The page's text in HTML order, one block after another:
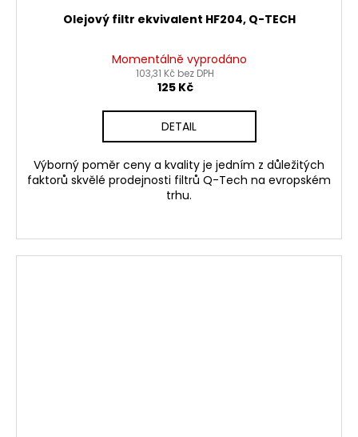
Olejový filtr ekvivalent HF204, Q-TECH
Momentálně vyprodáno
103,31 Kč bez DPH
125 Kč
DETAIL
Výborný poměr ceny a kvality je jedním z důležitých
faktorů skvělé prodejnosti filtrů Q-Tech na evropském
trhu.